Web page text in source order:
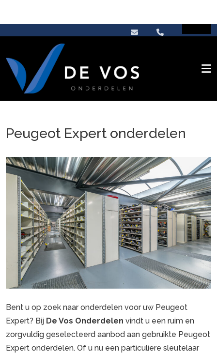
Peugeot Expert onderdelen
Bent u op zoek naar onderdelen voor uw Peugeot
Expert? Bij De Vos Onderdelen vindt u een ruim en
zorgvuldig geselecteerd aanbod aan gebruikte Peugeot
Expert onderdelen. Of u nu een particuliere sleutelaar